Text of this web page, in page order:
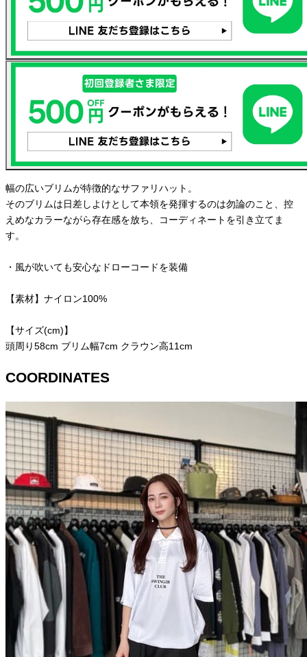
幅の広いブリムが特徴的なサファリハット。
そのブリムは日差しよけとして本領を発揮するのは勿論のこと、控
えめなカラーながら存在感を放ち、コーディネートを引き立てま
す。
・風が吹いても安心なドローコードを装備
【素材】ナイロン100%
【サイズ(cm)】
頭周り58cm ブリム幅7cm クラウン高11cm
COORDINATES